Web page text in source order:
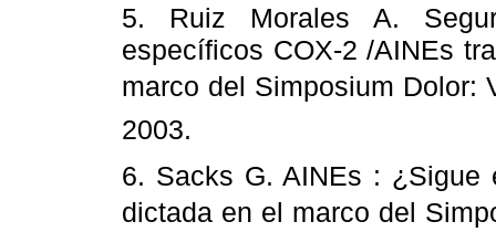
5. Ruiz Morales A.
específicos COX-2 /AINEs
marco del Simposium Dolor:
2003.
6. Sacks G. AINEs : ¿Sigue
dictada en el marco del